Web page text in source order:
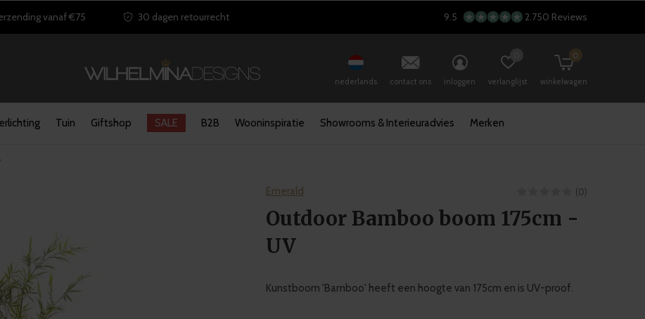
Tuin Giftshop SALE B2B Wooninspiratie Showrooms & Interieuradvies Merken
nederlands contact ons inloggen verlanglijst winkelwagen
0
vanaf €75 30 dagen retourrecht 9.5 2.750 Reviews
Emerald (0)
Outdoor Bamboo boom 175cm -
UV
Kunstboom 'Bamboo' heeft een hoogte van 175cm en is UV-proof.